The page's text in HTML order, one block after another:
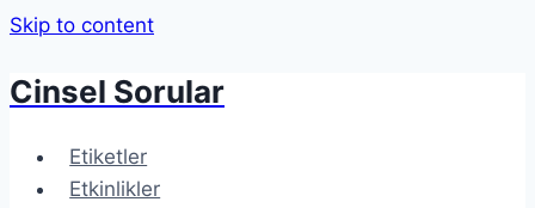
Skip to content
Cinsel Sorular
Etiketler
Etkinlikler